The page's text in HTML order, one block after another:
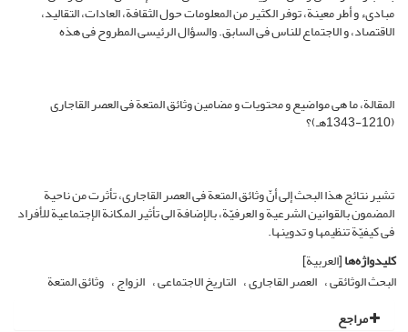
مبادىء و أطر معینة، توفر الکثیر من المعلومات حول الثقافة، العادات، التقالید،
الاقتصاد، و الاجتماع للناس فی السابق. والسؤال الرئیسی المطروح فی هذه
المقالة، ما هی مواضیع و محتویات و مضامین وثائق المتعة فی العصر القاجاری
(1210-1343هـ)؟
تشیر نتائج هذا البحث إلى أنّ وثائق المتعة فی العصر القاجاری، تأثرت من ناحیة
المضمون بالقوانین الشرعیة و العرفیّة، بالإضافة الى تأثیر المکانة الإجتماعیة للأفراد
فی کیفیّة تنظیمها و تدوینها.
کلیدواژه‌ها[العربیة]
البحث الوثائقی العصر القاجاری التاریخ الاجتماعی الزواج وثائق المتعة
مراجع